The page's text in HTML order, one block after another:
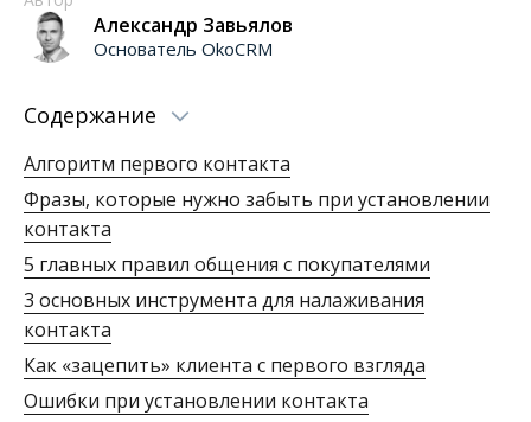
Александр Завьялов
Основатель OkoCRM
Содержание
Алгоритм первого контакта
Фразы, которые нужно забыть при установлении
контакта
5 главных правил общения с покупателями
3 основных инструмента для налаживания
контакта
Как «зацепить» клиента с первого взгляда
Ошибки при установлении контакта